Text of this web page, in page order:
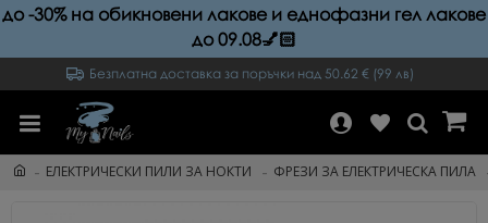
до -30% на обикновени лакове и еднофазни гел лакове
до 09.08💅🏻
Безплатна доставка за поръчки над 50.62 € (99 лв)
ЕЛЕКТРИЧЕСКИ ПИЛИ ЗА НОКТИ ФРЕЗИ ЗА ЕЛЕКТРИЧЕСКА ПИЛА